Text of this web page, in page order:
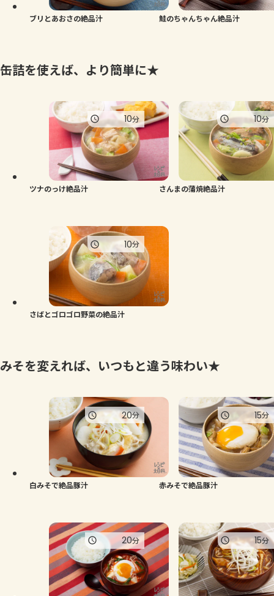
ブリとあおさの絶品汁 鮭のちゃんちゃん絶品汁
缶詰を使えば、より簡単に★
ツナのっけ絶品汁
10分
さんまの蒲焼絶品汁
10分
さばとゴロゴロ野菜の絶品汁
10分
みそを変えれば、いつもと違う味わい★
白みそで絶品豚汁
20分
赤みそで絶品豚汁
15分
20分 15分